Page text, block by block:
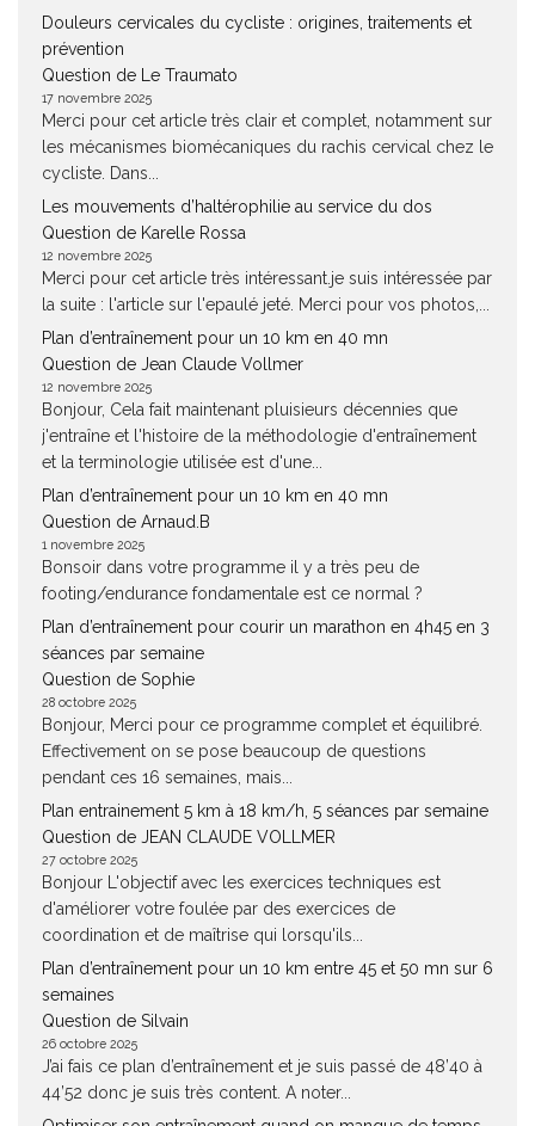
Douleurs cervicales du cycliste : origines, traitements et
prévention
Question de Le Traumato
17 novembre 2025
Merci pour cet article très clair et complet, notamment sur
les mécanismes biomécaniques du rachis cervical chez le
cycliste. Dans...
Les mouvements d’haltérophilie au service du dos
Question de Karelle Rossa
12 novembre 2025
Merci pour cet article très intéressant.je suis intéressée par
la suite : l'article sur l'epaulé jeté. Merci pour vos photos,...
Plan d’entraînement pour un 10 km en 40 mn
Question de Jean Claude Vollmer
12 novembre 2025
Bonjour, Cela fait maintenant pluisieurs décennies que
j'entraîne et l'histoire de la méthodologie d'entraînement
et la terminologie utilisée est d'une...
Plan d’entraînement pour un 10 km en 40 mn
Question de Arnaud.B
1 novembre 2025
Bonsoir dans votre programme il y a très peu de
footing/endurance fondamentale est ce normal ?
Plan d’entraînement pour courir un marathon en 4h45 en 3
séances par semaine
Question de Sophie
28 octobre 2025
Bonjour, Merci pour ce programme complet et équilibré.
Effectivement on se pose beaucoup de questions
pendant ces 16 semaines, mais...
Plan entrainement 5 km à 18 km/h, 5 séances par semaine
Question de JEAN CLAUDE VOLLMER
27 octobre 2025
Bonjour L'objectif avec les exercices techniques est
d'améliorer votre foulée par des exercices de
coordination et de maîtrise qui lorsqu'ils...
Plan d’entraînement pour un 10 km entre 45 et 50 mn sur 6
semaines
Question de Silvain
26 octobre 2025
J’ai fais ce plan d’entraînement et je suis passé de 48’40 à
44’52 donc je suis très content. A noter...